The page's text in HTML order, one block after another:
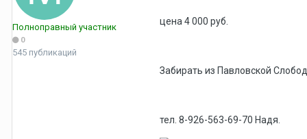
Полноправный участник
0
545 публикаций
цена 4 000 руб.
Забирать из Павловской
тел. 8-926-563-69-70 Надя.